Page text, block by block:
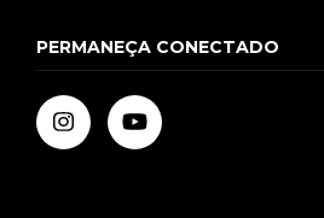
PERMANEÇA CONECTADO